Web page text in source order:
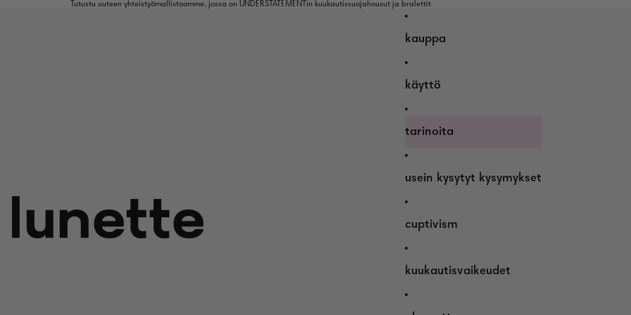
Tutustu uuteen yhteistyömallistoomme, jossa on UNDERSTATEMENTin kuukautissuojahousut ja bralettit
kauppa
käyttö
tarinoita
usein kysytyt kysymykset
cuptivism
kuukautisvaikeudet